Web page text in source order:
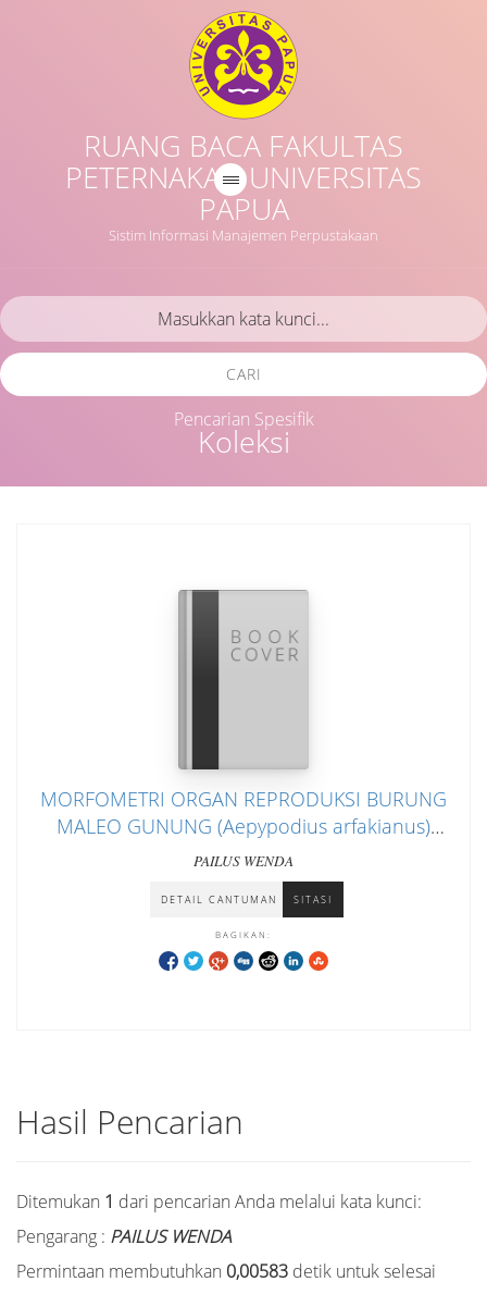
RUANG BACA FAKULTAS
PETERNAKAN UNIVERSITAS
PAPUA
Sistim Informasi Manajemen Perpustakaan
Koleksi
CARI
Pencarian Spesifik
MORFOMETRI ORGAN REPRODUKSI BURUNG
MALEO GUNUNG (Aepypodius arfakianus)
JANTAN
PAILUS WENDA
DETAIL CANTUMAN SITASI
BAGIKAN:
Hasil Pencarian
Ditemukan 1 dari pencarian Anda melalui kata kunci:
Pengarang : PAILUS WENDA
Permintaan membutuhkan 0,00583 detik untuk selesai